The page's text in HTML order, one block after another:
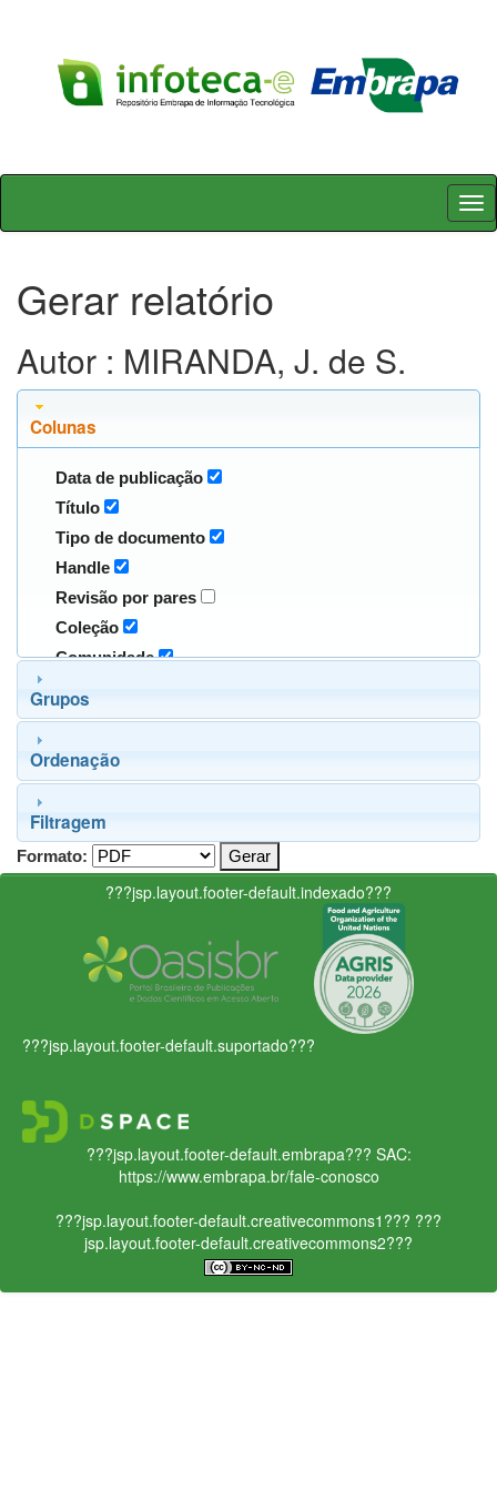
Skip
Gerar relatório
Autor : MIRANDA, J. de S.
Colunas
Data de publicação
Título
Tipo de documento
Handle
Revisão por pares
Coleção
Comunidade
Grupos
Ordenação
Filtragem
Formato:
???jsp.layout.footer-default.indexado???
???jsp.layout.footer-default.suportado???
???jsp.layout.footer-default.embrapa??? SAC:
https://www.embrapa.br/fale-conosco
???jsp.layout.footer-default.creativecommons1??? ???
jsp.layout.footer-default.creativecommons2???